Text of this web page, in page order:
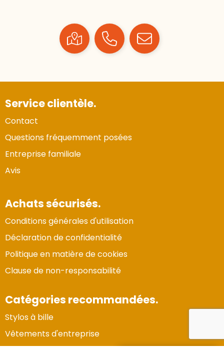
Service clientèle.
Contact
Questions fréquemment posées
Entreprise familiale
Avis
Achats sécurisés.
Conditions générales d'utilisation
Déclaration de confidentialité
Politique en matière de cookies
Clause de non-responsabilité
Catégories recommandées.
Stylos à bille
Vêtements d'entreprise
Trustindex